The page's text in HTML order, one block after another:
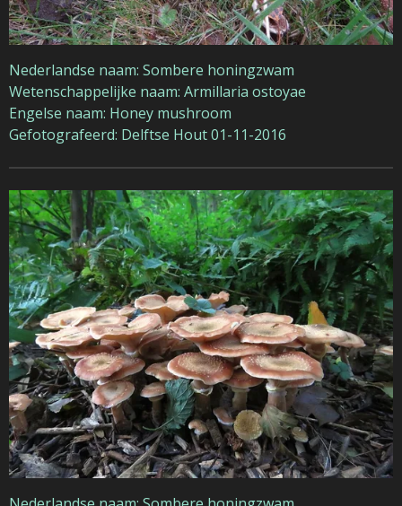
Nederlandse naam: Sombere honingzwam
Wetenschappelijke naam: Armillaria ostoyae
Engelse naam: Honey mushroom
Gefotografeerd: Delftse Hout 01-11-2016